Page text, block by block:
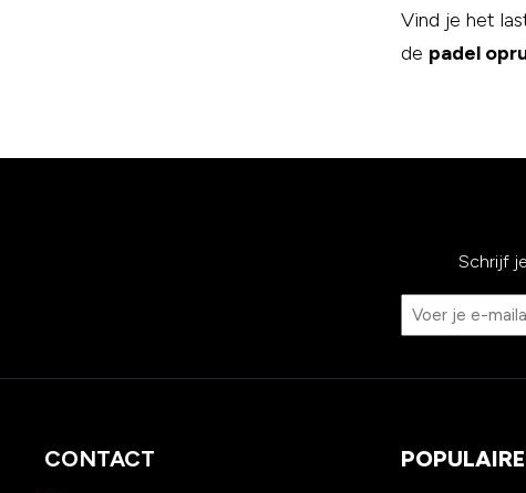
Vind je het
de padel
Schrijf
CONTACT